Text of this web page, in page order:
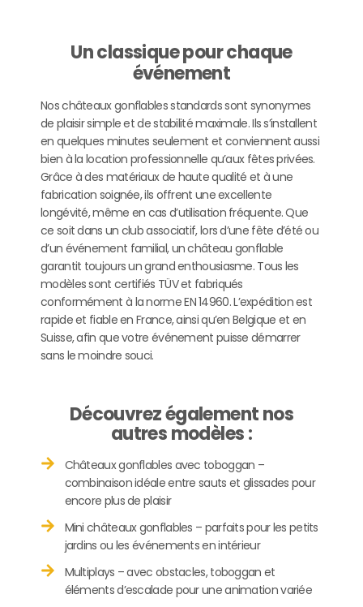
Un classique pour chaque
événement
Nos châteaux gonflables standards sont synonymes
de plaisir simple et de stabilité maximale. Ils s’installent
en quelques minutes seulement et conviennent aussi
bien à la location professionnelle qu’aux fêtes privées.
Grâce à des matériaux de haute qualité et à une
fabrication soignée, ils offrent une excellente
longévité, même en cas d’utilisation fréquente. Que
ce soit dans un club associatif, lors d’une fête d’été ou
d’un événement familial, un château gonflable
garantit toujours un grand enthousiasme. Tous les
modèles sont certifiés TÜV et fabriqués
conformément à la norme EN 14960. L’expédition est
rapide et fiable en France, ainsi qu’en Belgique et en
Suisse, afin que votre événement puisse démarrer
sans le moindre souci.
Découvrez également nos
autres modèles :
Châteaux gonflables avec toboggan –
combinaison idéale entre sauts et glissades pour
encore plus de plaisir
Mini châteaux gonflables – parfaits pour les petits
jardins ou les événements en intérieur
Multiplays – avec obstacles, toboggan et
éléments d’escalade pour une animation variée